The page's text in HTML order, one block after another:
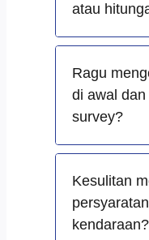
atau
Ragu
di awal
survey?
Kesulitan
kendaraan?